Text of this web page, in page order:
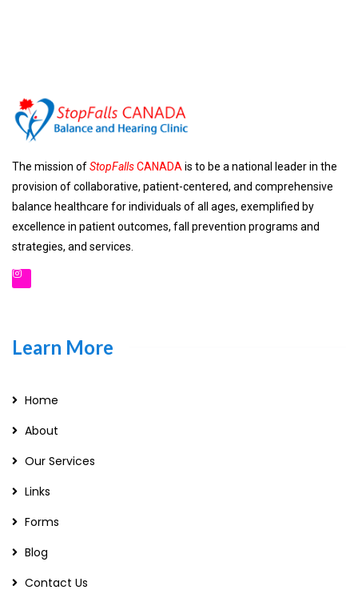
The mission ofStopFallsCANADA is to be a national leader in the
provision of collaborative, patient-centered, and comprehensive
balance healthcare for individuals of all ages, exemplified by
excellence in patient outcomes, fall prevention programs and
strategies, and services.
Learn More
Home
About
Our Services
Links
Forms
Blog
Contact Us